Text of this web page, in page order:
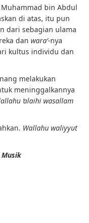
Muhammad bin Abdul
di atas, itu pun
dari sebagian ulama
dan wara’-nya
kultus individu dan
melakukan
meninggalkannya
‘alaihi wasallam
Wallahu waliyyut
Musik